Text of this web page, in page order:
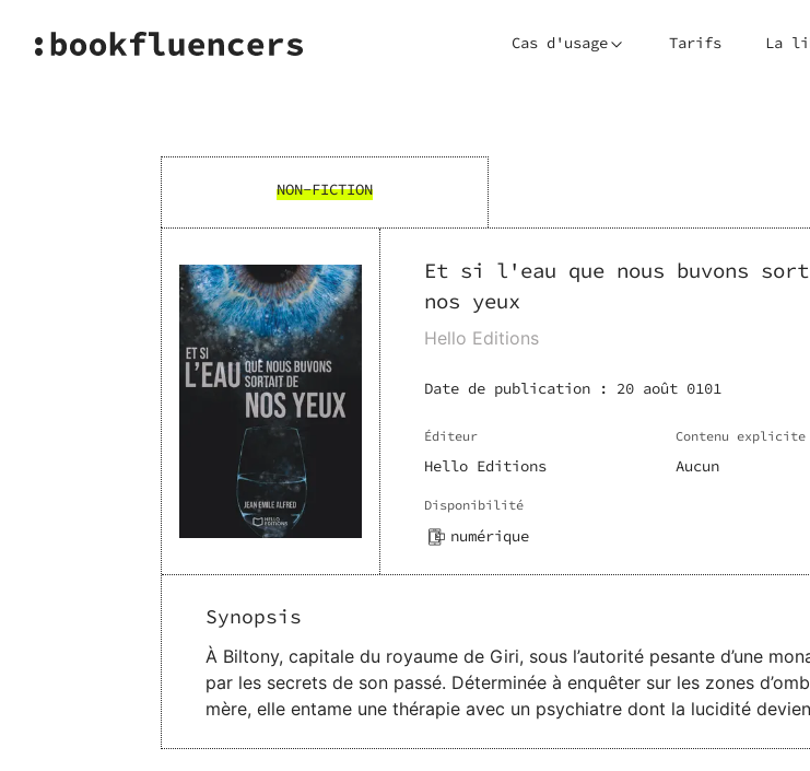
Cas d'usage Tarifs La
NON-FICTION
Et si l'eau que nous buvons
nos yeux
Hello Editions
Date de publication : 20 août 0101
Éditeur
Hello Editions
Contenu explicite
Aucun
Disponibilité
numérique
Synopsis
À Biltony, capitale du royaume de Giri, sous l’autorité pesante d’une
par les secrets de son passé. Déterminée à enquêter sur les zones
mère, elle entame une thérapie avec un psychiatre dont la lucidité devient son appui. Au détour